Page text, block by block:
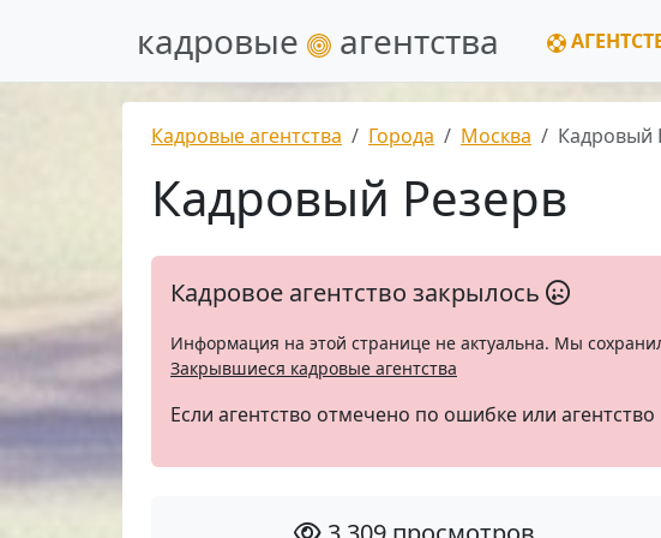
кадровые агентства
Кадровые агентства Города Москва Кадровый
Кадровый Резерв
Кадровое агентство закрылось
Информация на этой странице не актуальна. Мы
Закрывшиеся кадровые агентства
Если агентство отмечено по ошибке или